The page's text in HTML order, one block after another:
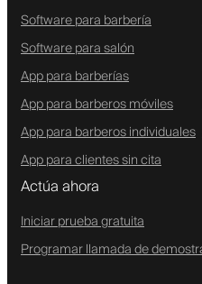
Software para barbería
Software para salón
App para barberías
App para barberos móviles
App para barberos individuales
App para clientes sin cita
Actúa ahora
Iniciar prueba gratuita
Programar llamada de